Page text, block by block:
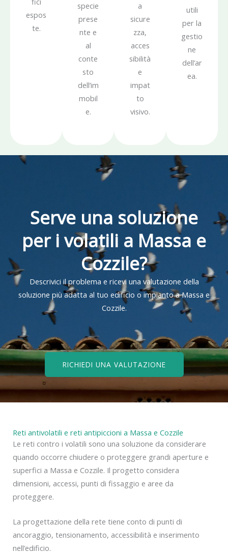
espos
te.
specie
prese
nte e
al
conte
sto
dell’im
mobil
e.
a
sicure
zza,
acces
sibilità
e
impat
to
visivo.
utili
per la
gestio
ne
dell’ar
ea.
Serve una soluzione
per i volatili a Massa e
Cozzile?
Descrivici il problema e ricevi una valutazione della
soluzione più adatta al tuo edificio o impianto a Massa e
Cozzile.
RICHIEDI UNA VALUTAZIONE
Reti antivolatili e reti antipiccioni a Massa e Cozzile
Le reti contro i volatili sono una soluzione da considerare
quando occorre chiudere o proteggere grandi aperture e
superfici a Massa e Cozzile. Il progetto considera
dimensioni, accessi, punti di fissaggio e aree da
proteggere.
La progettazione della rete tiene conto di punti di
ancoraggio, tensionamento, accessibilità e inserimento
nell’edificio.